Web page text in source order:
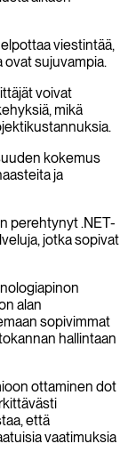
viestintää,
sujuvampia.
voivat
mikä
kokemus
ja
perehtynyt .NET-
jotka sopivat
alan
sopivimmat
hallintaan
ottaminen dot
että
vaatimuksia